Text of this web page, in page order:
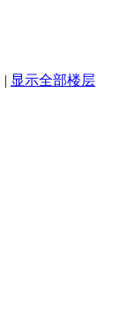
| 显示全部楼层